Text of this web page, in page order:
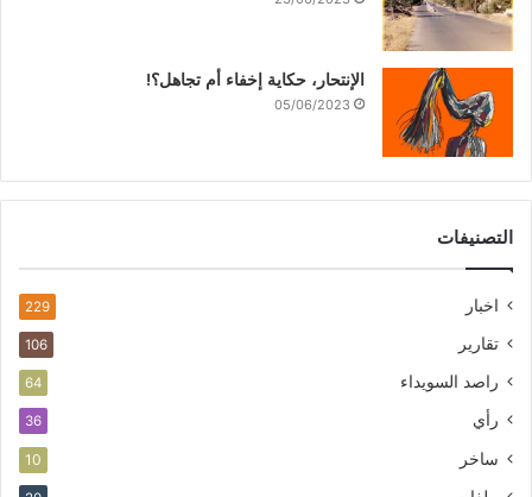
الإنتحار، حكاية إخفاء أم تجاهل؟!
05/06/2023
التصنيفات
اخبار 229
تقارير 106
راصد السويداء 64
رأي 36
ساخر 10